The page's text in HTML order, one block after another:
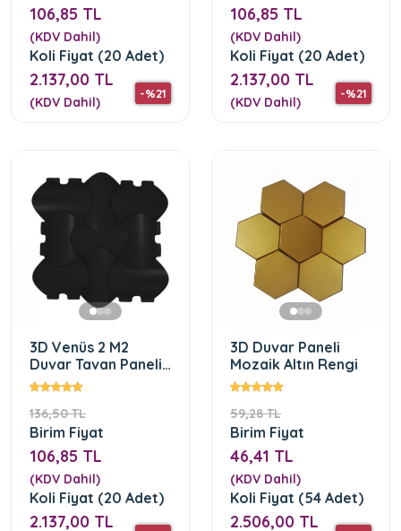
-%21
106,85 TL
(KDV Dahil)
Koli Fiyat (20 Adet)
2.137,00 TL
(KDV Dahil)
-%21
106,85 TL
(KDV Dahil)
Koli Fiyat (20 Adet)
2.137,00 TL
(KDV Dahil)
3D Venüs 2 M2
Duvar Tavan Paneli
Siyah Rengi
136,50 TL
Birim Fiyat
106,85 TL
(KDV Dahil)
Koli Fiyat (20 Adet)
2.137,00 TL
3D Duvar Paneli
Mozaik Altın Rengi
59,28 TL
Birim Fiyat
46,41 TL
(KDV Dahil)
Koli Fiyat (54 Adet)
2.506,00 TL